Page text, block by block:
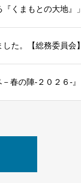
た。【総務委員会】